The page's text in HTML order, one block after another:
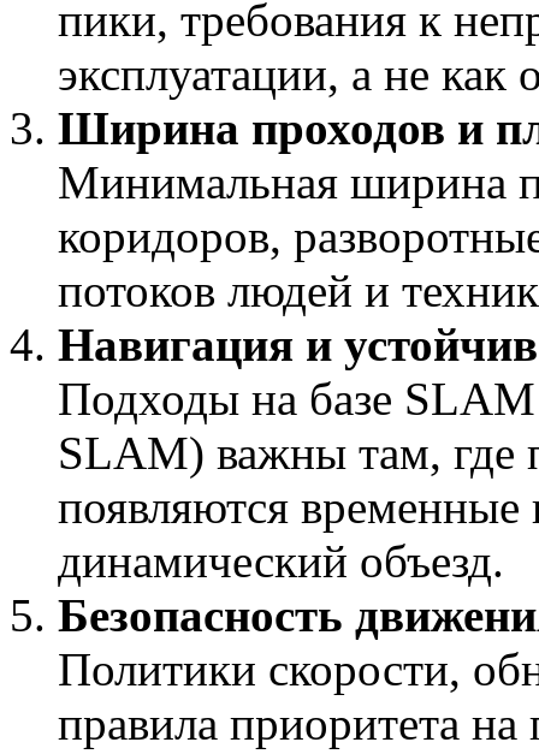
пики, требования к
эксплуатации, а не как
Ширина проходов и
Минимальная ширина
коридоров,
потоков людей и
Навигация и
Подходы на базе
SLAM) важны там, где
появляются временные
динамический объезд.
Безопасность
Политики скорости,
правила приоритета на